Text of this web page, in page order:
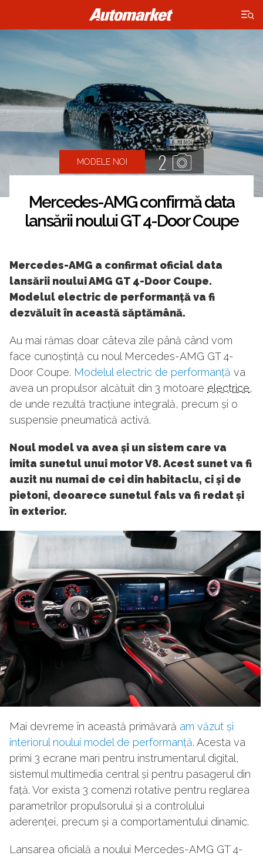
×
MODELE NOI 2
Mercedes-AMG confirmă data
lansării noului GT 4-Door Coupe
Mercedes-AMG a confirmat oficial data
lansării noului AMG GT 4-Door Coupe.
Modelul electric de performanță va fi
dezvăluit în această săptămână.
Au mai rămas doar câteva zile până când vom
face cunoștință cu noul Mercedes-AMG GT 4-
Door Coupe. Modelul electric de performanță va
avea un propulsor alcătuit din 3 motoare electrice,
de unde rezultă tracțiune integrală, precum și o
suspensie pneumatică activă.
Noul model va avea și un sistem care va
imita sunetul unui motor V8. Acest sunet va fi
auzit nu numai de cei din habitaclu, ci și de
pietoni, deoarece sunetul fals va fi redat și
în exterior.
Mai devreme în această primăvară am văzut și
interiorul noului model de performanță. Acesta va
primi 3 ecrane mari pentru instrumentarul digital,
sistemul multimedia central și pentru pasagerul din
față. Vor exista 3 comenzi rotative pentru reglarea
parametrilor propulsorului și a controlului
aderenței, precum și a comportamentului dinamic.
Lansarea oficială a noului Mercedes-AMG GT 4-